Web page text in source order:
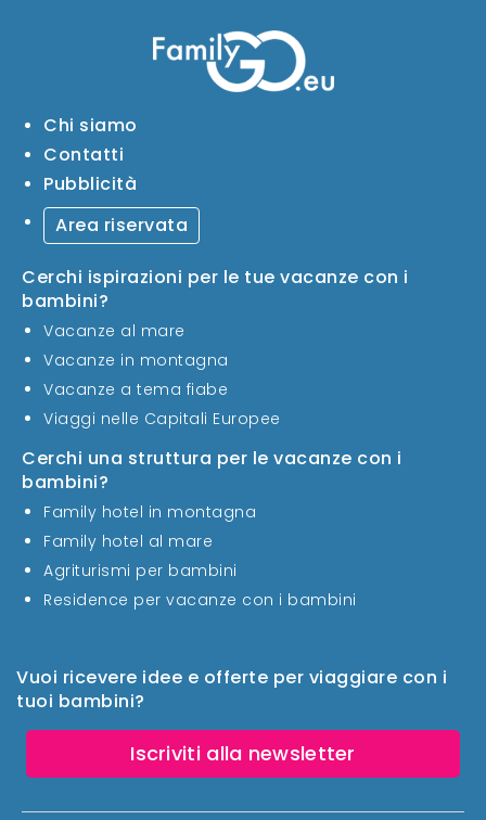
Vuoi ricevere idee e offerte per viaggiare con i
tuoi bambini?
Iscriviti alla newsletter
Chi siamo
Contatti
Pubblicità
Area riservata
Cerchi ispirazioni per le tue vacanze con i
bambini?
Vacanze al mare
Vacanze in montagna
Vacanze a tema fiabe
Viaggi nelle Capitali Europee
Cerchi una struttura per le vacanze con i
bambini?
Family hotel in montagna
Family hotel al mare
Agriturismi per bambini
Residence per vacanze con i bambini